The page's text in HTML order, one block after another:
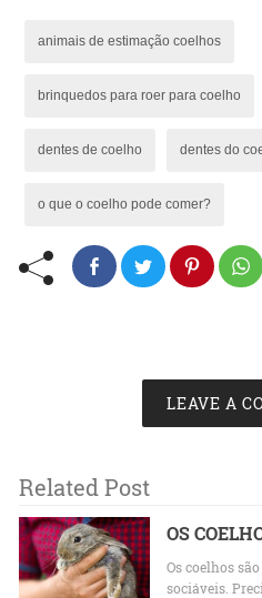
animais de estimação coelhos
brinquedos para roer para coelho
dentes de coelho dentes do
o que o coelho pode comer?
LEAVE A
Related Post
OS
Os coelhos
sociáveis.